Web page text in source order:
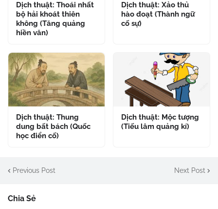
Dịch thuật: Thoái nhất
bộ hải khoát thiên
không (Tăng quảng
hiền văn)
Dịch thuật: Xảo thủ
hào đoạt (Thành ngữ
cố sự)
Dịch thuật: Thung
dung bất bách (Quốc
học điển cố)
Dịch thuật: Mộc tượng
(Tiếu lâm quảng kí)
Previous Post Next Post
Chia Sẻ